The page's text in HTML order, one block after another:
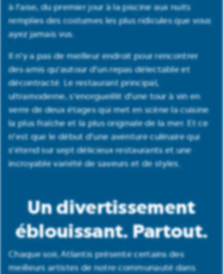
à l'aise, du premier jour à la piscine aux nuits
remplies des costumes les plus ridicules que vous
ayez jamais vus.
Il n'y a pas de meilleur endroit pour rencontrer
des amis qu'autour d'un repas délectable et
décontracté. Le restaurant principal,
ultramoderne, s'enorgueillit d'une tour à vin en
verre de deux étages qui met en scène la cuisine
la plus fraîche et la plus originale de la mer. Et ce
n'est que le début d'une aventure culinaire qui
s'étend sur sept délicieux restaurants et une
incroyable variété de saveurs et de styles.
Un divertissement
éblouissant. Partout.
Chaque soir, Atlantis présente certains des
meilleurs artistes de notre communauté dans